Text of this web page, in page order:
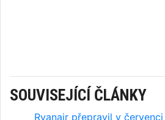
SOUVISEJÍCÍ ČLÁNKY
Ryanair přepravil v